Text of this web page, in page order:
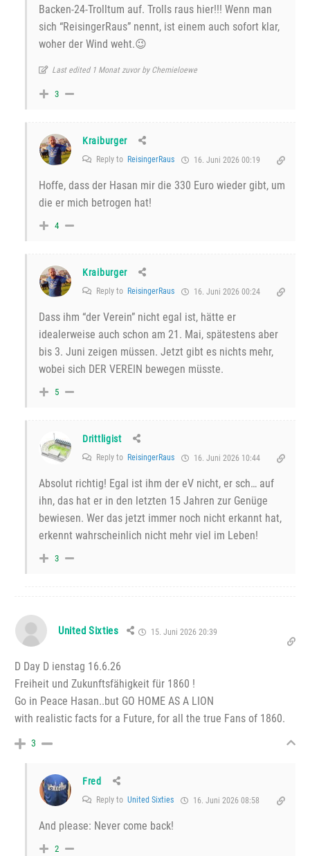
Backen-24-Trolltum auf. Trolls raus hier!!! Wenn man
sich “ReisingerRaus” nennt, ist einem auch sofort klar,
woher der Wind weht.😉
Last edited 1 Monat zuvor by Chemieloewe
3
Kraiburger
Reply to ReisingerRaus 16. Juni 2026 00:19
Hoffe, dass der Hasan mir die 330 Euro wieder gibt, um
die er mich betrogen hat!
4
Kraiburger
Reply to ReisingerRaus 16. Juni 2026 00:24
Dass ihm “der Verein” nicht egal ist, hätte er
idealerweise auch schon am 21. Mai, spätestens aber
bis 3. Juni zeigen müssen. Jetzt gibt es nichts mehr,
wobei sich DER VEREIN bewegen müsste.
5
Drittligist
Reply to ReisingerRaus 16. Juni 2026 10:44
Absolut richtig! Egal ist ihm der eV nicht, er sch… auf
ihn, das hat er in den letzten 15 Jahren zur Genüge
bewiesen. Wer das jetzt immer noch nicht erkannt hat,
erkennt wahrscheinlich nicht mehr viel im Leben!
3
United Sixties 15. Juni 2026 20:39
D Day D ienstag 16.6.26
Freiheit und Zukunftsfähigkeit für 1860 !
Go in Peace Hasan..but GO HOME AS A LION
with realistic facts for a Future, for all the true Fans of 1860.
3
Fred
Reply to United Sixties 16. Juni 2026 08:58
And please: Never come back!
2